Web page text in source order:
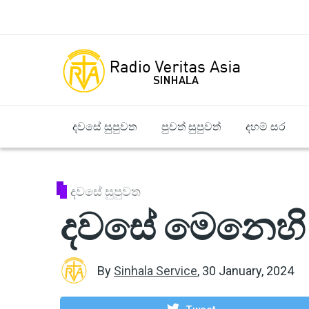
දවසේ සුපුවත පුවත් සුපුවත් දහම් සර
දවසේ සුපුවත
දවසේ
By Sinhala Service, 30 January, 2024